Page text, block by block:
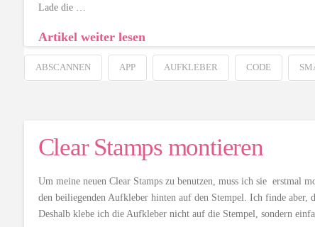
Lade die …
Artikel weiter lesen
ABSCANNEN APP AUFKLEBER CODE
Clear Stamps montieren
Um meine neuen Clear Stamps zu benutzen, muss ich sie erstmal
den beiliegenden Aufkleber hinten auf den Stempel. Ich finde aber,
Deshalb klebe ich die Aufkleber nicht auf die Stempel, sondern